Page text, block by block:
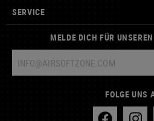
SERVICE
MELDE DICH FÜR
FOLGE UNS